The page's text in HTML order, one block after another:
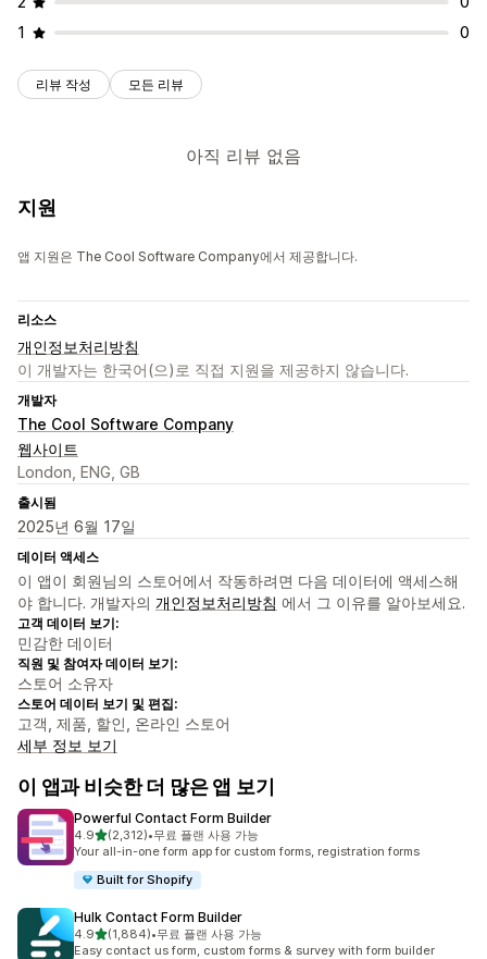
1
0
리뷰 작성 모든 리뷰
아직 리뷰 없음
지원
앱 지원은 The Cool Software Company에서 제공합니다.
리소스
개인정보처리방침
이 개발자는 한국어(으)로 직접 지원을 제공하지 않습니다.
개발자
The Cool Software Company
웹사이트
London, ENG, GB
출시됨
2025년 6월 17일
데이터 액세스
이 앱이 회원님의 스토어에서 작동하려면 다음 데이터에 액세스해
야 합니다. 개발자의 개인정보처리방침 에서 그 이유를 알아보세요.
고객 데이터 보기:
민감한 데이터
직원 및 참여자 데이터 보기:
스토어 소유자
스토어 데이터 보기 및 편집:
고객, 제품, 할인, 온라인 스토어
세부 정보 보기
이 앱과 비슷한 더 많은 앱 보기
Powerful Contact Form Builder
4.9별 5개 중
(2,312)
총 리뷰 2312개
•무료 플랜 사용 가능
Your all-in-one form app for custom forms, registration forms
Built for Shopify
Hulk Contact Form Builder
4.9별 5개 중
(1,884)
총 리뷰 1884개
•무료 플랜 사용 가능
Easy contact us form, custom forms & survey with form builder